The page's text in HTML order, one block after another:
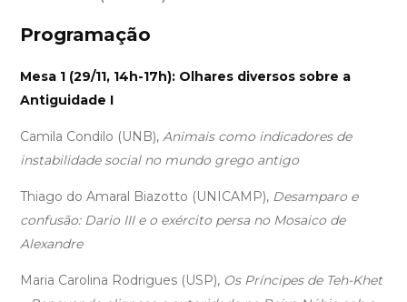
Programação
Mesa 1 (29/11, 14h-17h): Olhares diversos sobre a
Antiguidade I
Camila Condilo (UNB),Animais como indicadores de
instabilidade social no mundo grego antigo
Thiago do Amaral Biazotto (UNICAMP), Desamparo e
confusão: Dario III e o exército persa no Mosaico de
Alexandre
Maria Carolina Rodrigues (USP), Os Príncipes de Teh-Khet